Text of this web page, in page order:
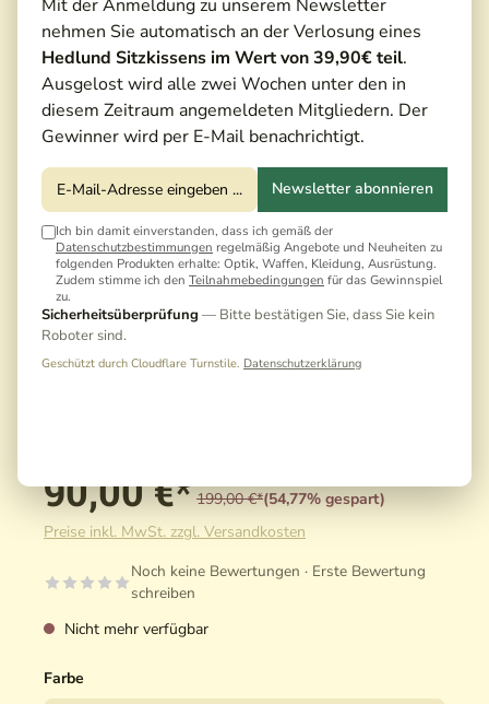
Mit der Anmeldung zu unserem Newsletter
nehmen Sie automatisch an der Verlosung eines
Hedlund Sitzkissens im Wert von 39,90€ teil.
Ausgelost wird alle zwei Wochen unter den in
diesem Zeitraum angemeldeten Mitgliedern. Der
Gewinner wird per E-Mail benachrichtigt.
Newsletter abonnieren
Ich bin damit einverstanden, dass ich gemäß der
Datenschutzbestimmungen regelmäßig Angebote und Neuheiten zu
folgenden Produkten erhalte: Optik, Waffen, Kleidung, Ausrüstung.
Zudem stimme ich den Teilnahmebedingungen für das Gewinnspiel
zu.
Sicherheitsüberprüfung — Bitte bestätigen Sie, dass Sie kein
Roboter sind.
Geschützt durch Cloudflare Turnstile. Datenschutzerklärung
90,00 €* 199,00 €*(54,77% gespart)
Preise inkl. MwSt. zzgl. Versandkosten
Noch keine Bewertungen · Erste Bewertung
schreiben
Nicht mehr verfügbar
Farbe